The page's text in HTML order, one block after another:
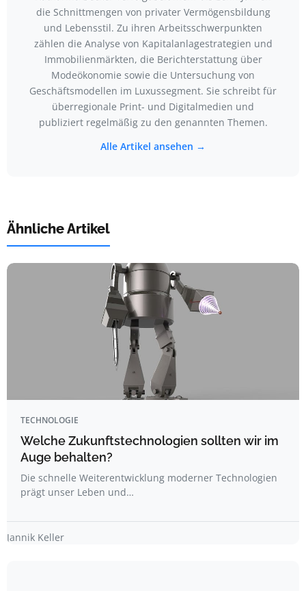
die Schnittmengen von privater Vermögensbildung
und Lebensstil. Zu ihren Arbeitsschwerpunkten
zählen die Analyse von Kapitalanlagestrategien und
Immobilienmärkten, die Berichterstattung über
Modeökonomie sowie die Untersuchung von
Geschäftsmodellen im Luxussegment. Sie schreibt für
überregionale Print- und Digitalmedien und
publiziert regelmäßig zu den genannten Themen.
Alle Artikel ansehen →
Ähnliche Artikel
TECHNOLOGIE
Welche Zukunftstechnologien sollten wir im
Auge behalten?
Die schnelle Weiterentwicklung moderner Technologien
prägt unser Leben und…
Jannik Keller